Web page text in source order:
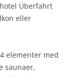
Überfahrt
eller
elementer med
saunaer,